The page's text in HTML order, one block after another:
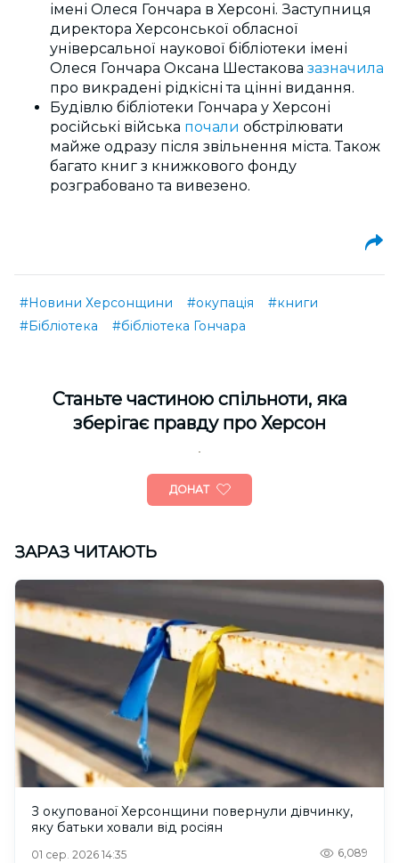
імені Олеся Гончара в Херсоні. Заступниця
директора Херсонської обласної
універсальної наукової бібліотеки імені
Олеся Гончара Оксана Шестакова зазначила
про викрадені рідкісні та цінні видання.
Будівлю бібліотеки Гончара у Херсоні
російські війська почали обстрілювати
майже одразу після звільнення міста. Також
багато книг з книжкового фонду
розграбовано та вивезено.
#Новини Херсонщини #окупація
#книги
#Бібліотека
#бібліотека Гончара
Cтаньте частиною спільноти, яка
зберігає правду про Херсон
ДОНАТ
ЗАРАЗ ЧИТАЮТЬ
З окупованої Херсонщини повернули дівчинку,
яку батьки ховали від росіян
01 сер. 2026 14:35 6,089